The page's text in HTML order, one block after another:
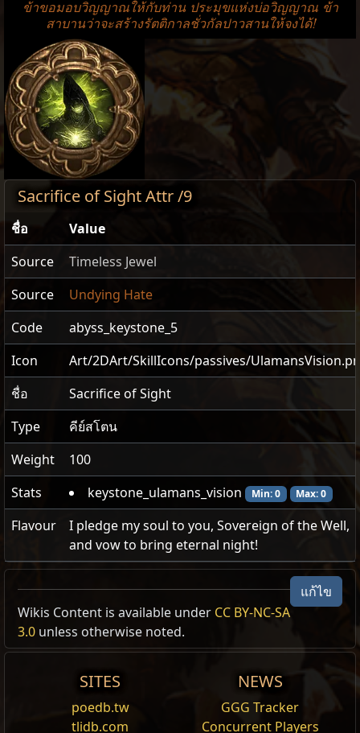
ข้าขอมอบวิญญาณให้กับท่าน ประมุขแห่งบ่อวิญญาณ ข้า
สาบานว่าจะสร้างรัตติกาลชั่วกัลปาวสานให้จงได้!
Sacrifice of Sight Attr /9
ชื่อ
Value
Source
Timeless Jewel
Source
Undying Hate
Code
abyss_keystone_5
Icon
Art/2DArt/SkillIcons/passives/
ชื่อ
Sacrifice of Sight
Type
คีย์สโตน
Weight
100
Stats
keystone_ulamans_vision Min: 0 Max: 0
Flavour
I pledge my soul to you, Sovereign of the Well,
and vow to bring eternal night!
Faction คีย์สโตน
Vorana:Knightly Tenets
市集/Trade
Medved:
Black Scythe Training
市集/Trade
แก้ไข
Wikis Content is available under CC BY-NC-SA
3.0 unless otherwise noted.
SITES
poedb.tw
tlidb.com
NEWS
GGG Tracker
Concurrent Players